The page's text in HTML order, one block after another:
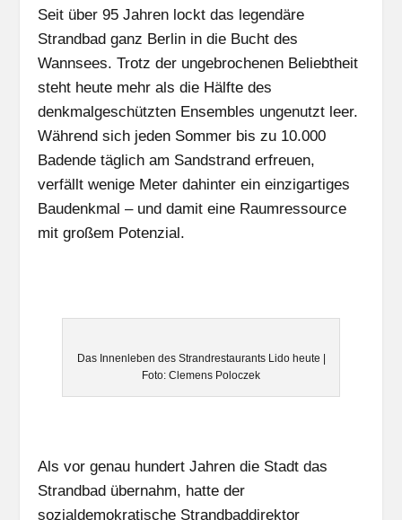
Seit über 95 Jahren lockt das legendäre
Strandbad ganz Berlin in die Bucht des
Wannsees. Trotz der ungebrochenen Beliebtheit
steht heute mehr als die Hälfte des
denkmalgeschützten Ensembles ungenutzt leer.
Während sich jeden Sommer bis zu 10.000
Badende täglich am Sandstrand erfreuen,
verfällt wenige Meter dahinter ein einzigartiges
Baudenkmal – und damit eine Raumressource
mit großem Potenzial.
Das Innenleben des Strandrestaurants Lido heute |
Foto: Clemens Poloczek
Als vor genau hundert Jahren die Stadt das
Strandbad übernahm, hatte der
sozialdemokratische Strandbaddirektor